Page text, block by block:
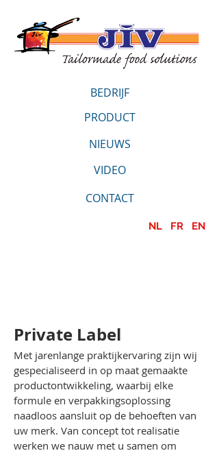
BEDRIJF
PRODUCT
NIEUWS
VIDEO
CONTACT
NL FR EN
Private Label
Met jarenlange praktijkervaring zijn wij
gespecialiseerd in op maat gemaakte
productontwikkeling, waarbij elke
formule en verpakkingsoplossing
naadloos aansluit op de behoeften van
uw merk. Van concept tot realisatie
werken we nauw met u samen om